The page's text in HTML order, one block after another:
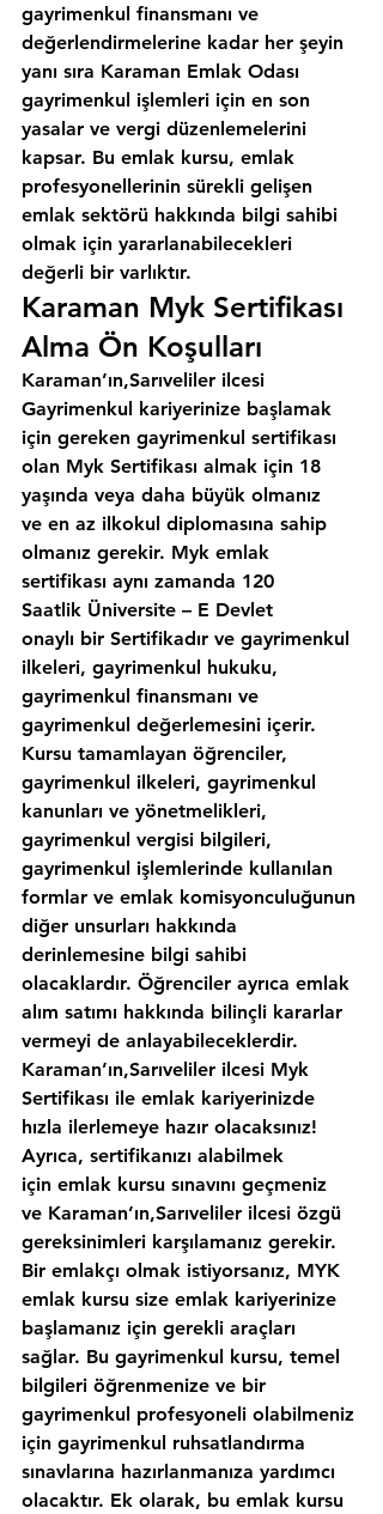
gayrimenkul finansmanı ve
değerlendirmelerine kadar her şeyin
yanı sıra Karaman Emlak Odası
gayrimenkul işlemleri için en son
yasalar ve vergi düzenlemelerini
kapsar. Bu emlak kursu, emlak
profesyonellerinin sürekli gelişen
emlak sektörü hakkında bilgi sahibi
olmak için yararlanabilecekleri
değerli bir varlıktır.
Karaman Myk Sertifikası
Alma Ön Koşulları
Karaman’ın,Sarıveliler ilcesi
Gayrimenkul kariyerinize başlamak
için gereken gayrimenkul sertifikası
olan Myk Sertifikası almak için 18
yaşında veya daha büyük olmanız
ve en az ilkokul diplomasına sahip
olmanız gerekir. Myk emlak
sertifikası aynı zamanda 120
Saatlik Üniversite – E Devlet
onaylı bir Sertifikadır ve gayrimenkul
ilkeleri, gayrimenkul hukuku,
gayrimenkul finansmanı ve
gayrimenkul değerlemesini içerir.
Kursu tamamlayan öğrenciler,
gayrimenkul ilkeleri, gayrimenkul
kanunları ve yönetmelikleri,
gayrimenkul vergisi bilgileri,
gayrimenkul işlemlerinde kullanılan
formlar ve emlak komisyonculuğunun
diğer unsurları hakkında
derinlemesine bilgi sahibi
olacaklardır. Öğrenciler ayrıca emlak
alım satımı hakkında bilinçli kararlar
vermeyi de anlayabileceklerdir.
Karaman’ın,Sarıveliler ilcesi Myk
Sertifikası ile emlak kariyerinizde
hızla ilerlemeye hazır olacaksınız!
Ayrıca, sertifikanızı alabilmek
için emlak kursu sınavını geçmeniz
ve Karaman’ın,Sarıveliler ilcesi özgü
gereksinimleri karşılamanız gerekir.
Bir emlakçı olmak istiyorsanız, MYK
emlak kursu size emlak kariyerinize
başlamanız için gerekli araçları
sağlar. Bu gayrimenkul kursu, temel
bilgileri öğrenmenize ve bir
gayrimenkul profesyoneli olabilmeniz
için gayrimenkul ruhsatlandırma
sınavlarına hazırlanmanıza yardımcı
olacaktır. Ek olarak, bu emlak kursu